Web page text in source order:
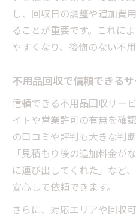
し、回収日の調整や追加費
ることが重要です。これに
やすくなり、後悔のない不
不用品回収で信頼できる
信頼できる不用品回収サー
イトや営業許可の有無を確
の口コミや評判も大きな判
「見積もり後の追加料金が
に運び出してくれた」など
安心して依頼できます。
さらに、対応エリアや回収